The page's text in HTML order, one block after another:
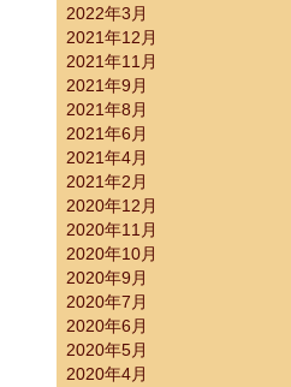
2022年3月
2021年12月
2021年11月
2021年9月
2021年8月
2021年6月
2021年4月
2021年2月
2020年12月
2020年11月
2020年10月
2020年9月
2020年7月
2020年6月
2020年5月
2020年4月